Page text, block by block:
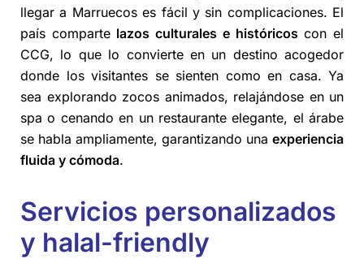
llegar a Marruecos es fácil y sin complicaciones. El
país comparte lazos culturales e históricoscon el
CCG, lo que lo convierte en un destino acogedor
donde los visitantes se sienten como en casa. Ya
sea explorando zocos animados, relajándose en un
spa o cenando en un restaurante elegante, el árabe
se habla ampliamente, garantizando una experiencia
fluida y cómoda.
Servicios personalizados
y halal-friendly